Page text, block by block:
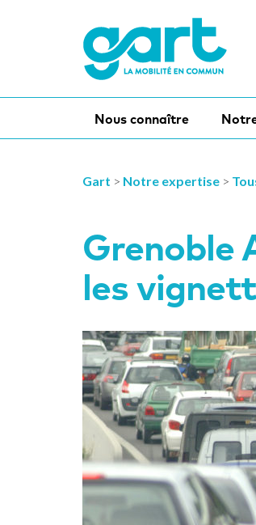
Nous connaître
Gart > Notre expertise >
Grenoble
les